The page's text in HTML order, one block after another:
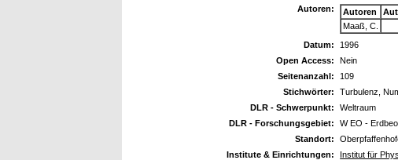
Autoren:
Autoren
Maaß, C.
Datum:
1996
Open Access:
Nein
Seitenanzahl:
109
Stichwörter:
Turbulenz,
DLR - Schwerpunkt:
Weltraum
DLR - Forschungsgebiet:
W EO -
Standort:
Institute & Einrichtungen:
Institut für